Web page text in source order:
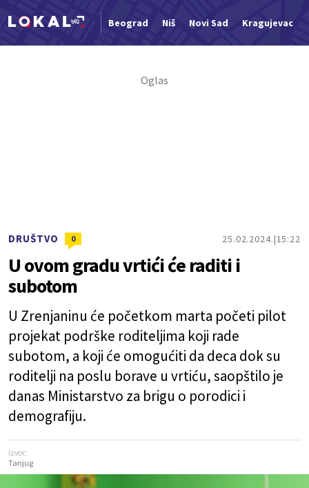
Beograd Niš Novi Sad Kragujevac
DRUŠTVO 0 25.02.2024. 15:22
U ovom gradu vrtići će raditi i
subotom
U Zrenjaninu će početkom marta početi pilot
projekat podrške roditeljima koji rade
subotom, a koji će omogućiti da deca dok su
roditelji na poslu borave u vrtiću, saopštilo je
danas Ministarstvo za brigu o porodici i
demografiju.
Izvor:
Tanjug